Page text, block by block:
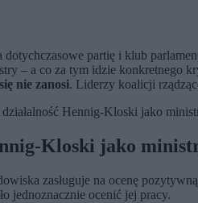
partię i klub
– a co za tym idzie konkretnego
nie zanosi. Liderzy koalicji
Hennig-Kloski jako
Kloski jako
zasługuje na ocenę
jednoznacznie ocenić jej pracy.